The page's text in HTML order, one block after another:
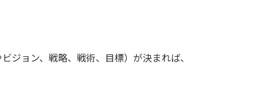
ジョン、戦略、戦術、目標）が決まれば、